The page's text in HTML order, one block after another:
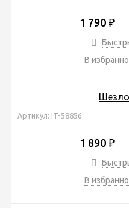
1 790 ₽
В
Артикул: IT-58856
1 890 ₽
В